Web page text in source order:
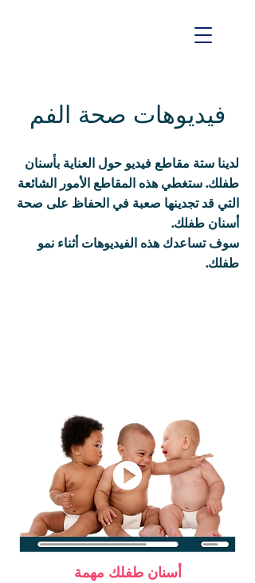
فيديوهات صحة الفم
لدينا ستة مقاطع فيديو حول العناية بأسنان
طفلك. ستغطي هذه المقاطع الأمور الشائعة
التي قد تجدينها صعبة في الحفاظ على صحة
أسنان طفلك.
سوف تساعدك هذه الفيديوهات أثناء نمو
طفلك.
أسنان طفلك مهمة